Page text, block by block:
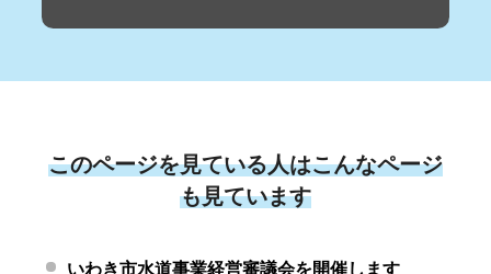
このページを見ている人はこんなページ
も見ています
いわき市水道事業経営審議会を開催します